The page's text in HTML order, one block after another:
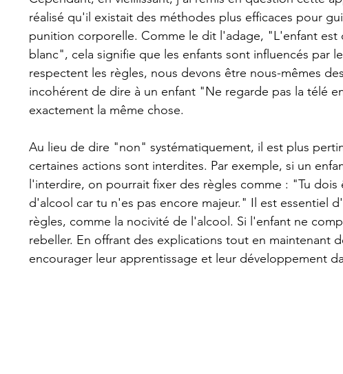
réalisé qu'il existait des méthodes plus efficaces pour
punition corporelle. Comme le dit l'adage, "L'enfant est
blanc", cela signifie que les enfants sont influencés par
respectent les règles, nous devons être nous-mêmes
incohérent de dire à un enfant "Ne regarde pas la télé
exactement la même chose.
Au lieu de dire "non" systématiquement, il est plus
certaines actions sont interdites. Par exemple, si un
l'interdire, on pourrait fixer des règles comme : "Tu
d'alcool car tu n'es pas encore majeur." Il est essentiel
règles, comme la nocivité de l'alcool. Si l'enfant ne
rebeller. En offrant des explications tout en maintenant
encourager leur apprentissage et leur développement